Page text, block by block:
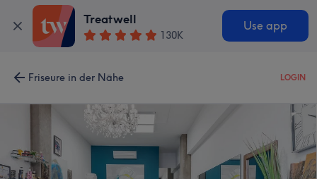
Treatwell
130K
Use app
Friseure in der Nähe LOGIN